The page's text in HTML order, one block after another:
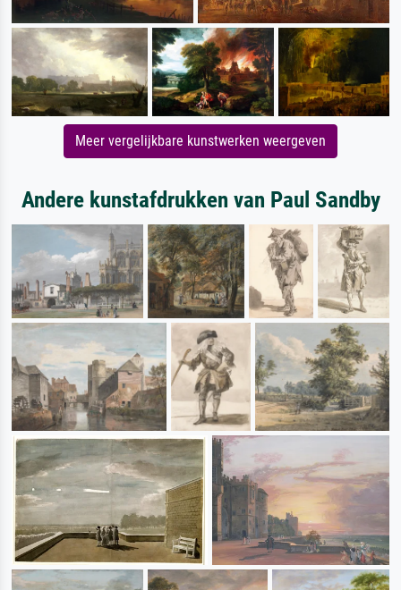
Meer vergelijkbare kunstwerken weergeven
Andere kunstafdrukken van Paul Sandby